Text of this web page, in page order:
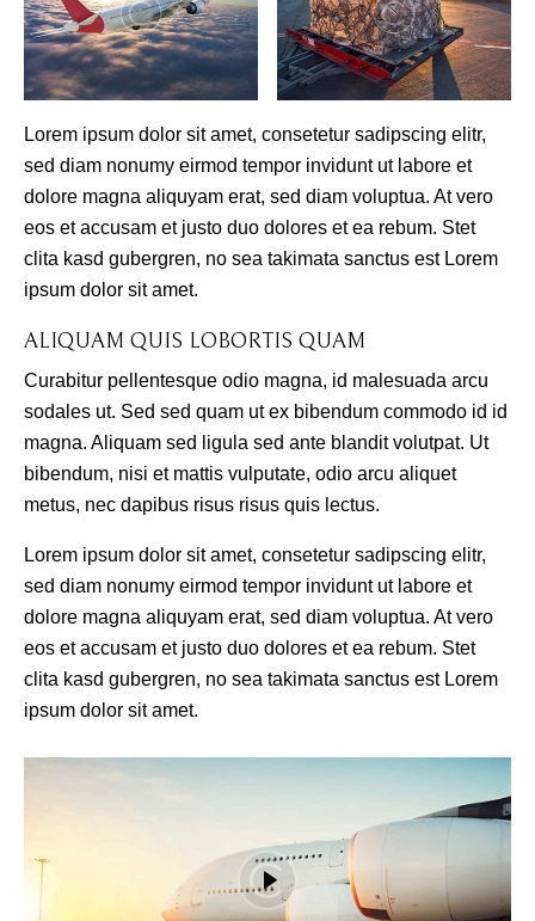
Lorem ipsum dolor sit amet, consetetur sadipscing elitr,
sed diam nonumy eirmod tempor invidunt ut labore et
dolore magna aliquyam erat, sed diam voluptua. At vero
eos et accusam et justo duo dolores et ea rebum. Stet
clita kasd gubergren, no sea takimata sanctus est Lorem
ipsum dolor sit amet.
ALIQUAM QUIS LOBORTIS QUAM
Curabitur pellentesque odio magna, id malesuada arcu
sodales ut. Sed sed quam ut ex bibendum commodo id id
magna. Aliquam sed ligula sed ante blandit volutpat. Ut
bibendum, nisi et mattis vulputate, odio arcu aliquet
metus, nec dapibus risus risus quis lectus.
Lorem ipsum dolor sit amet, consetetur sadipscing elitr,
sed diam nonumy eirmod tempor invidunt ut labore et
dolore magna aliquyam erat, sed diam voluptua. At vero
eos et accusam et justo duo dolores et ea rebum. Stet
clita kasd gubergren, no sea takimata sanctus est Lorem
ipsum dolor sit amet.